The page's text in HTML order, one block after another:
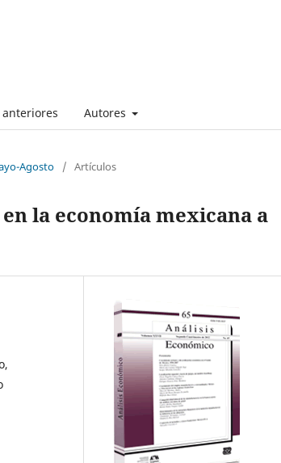
Autores
Agosto / Artículos
la economía mexicana a